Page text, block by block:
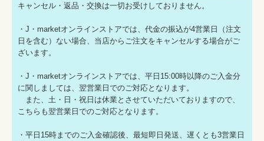
キャンセル・返品・交換は一切お受けしておりません。
・J・marketオンラインストアでは、代金の振込が4営業日（注文
日を含む）ない場合、当店からご注文をキャンセルする場合がご
ざいます。
・J・marketオンラインストアでは、平日15:00時以降のご入金分
に関しましては、翌営業日でのご対応となります。
また、土・日・祝日は休業とさせていただいておりますので、
こちらも翌営業日でのご対応となります。
・平日15時までのご入金確認後、最短即日発送、遅くとも3営業日